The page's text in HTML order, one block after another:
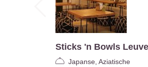
Sticks 'n Bowls
Japanse, Aziatische